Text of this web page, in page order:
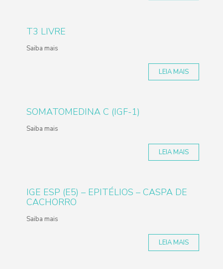
T3 LIVRE
Saiba mais
LEIA MAIS
SOMATOMEDINA C (IGF-1)
Saiba mais
LEIA MAIS
IGE ESP (E5) – EPITÉLIOS – CASPA DE
CACHORRO
Saiba mais
LEIA MAIS